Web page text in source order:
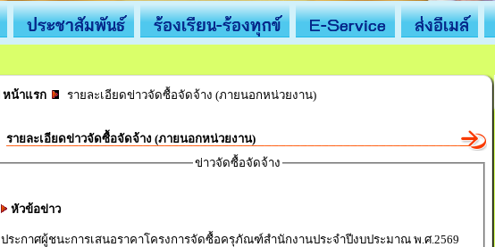
ประชาสัมพันธ์ ร้องเรียน-ร้องทุกข์ E-Service ส่งอีเมล์
หน้าแรก รายละเอียดข่าวจัดซื้อจัดจ้าง (ภายนอกหน่วยงาน)
รายละเอียดข่าวจัดซื้อจัดจ้าง (ภายนอกหน่วยงาน)
ข่าวจัดซื้อจัดจ้าง
หัวข้อข่าว
ประกาศผู้ชนะการเสนอราคาโครงการจัดซื้อครุภัณฑ์สำนักงานประจำปีงบประมาณ พ.ศ.2569